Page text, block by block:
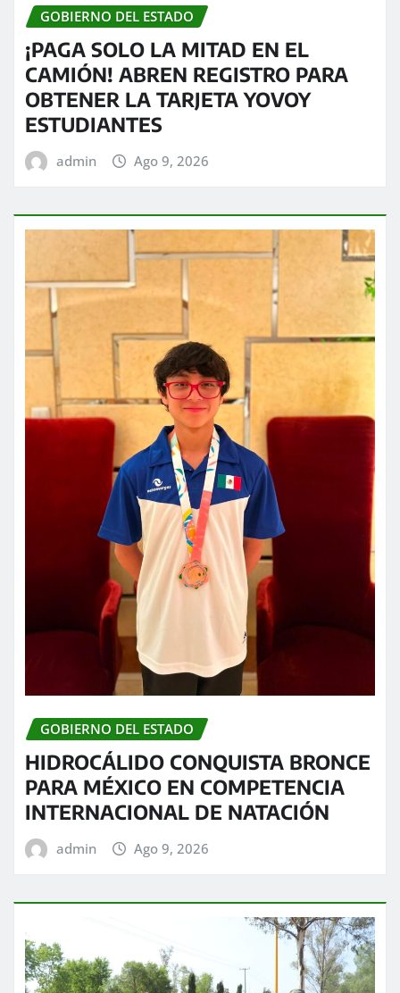
GOBIERNO DEL ESTADO
¡PAGA SOLO LA MITAD EN EL
CAMIÓN! ABREN REGISTRO PARA
OBTENER LA TARJETA YOVOY
ESTUDIANTES
admin Ago 9, 2026
GOBIERNO DEL ESTADO
HIDROCÁLIDO CONQUISTA BRONCE
PARA MÉXICO EN COMPETENCIA
INTERNACIONAL DE NATACIÓN
admin Ago 9, 2026